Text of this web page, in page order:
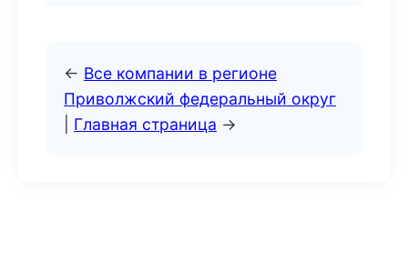
← Все компании в регионе
Приволжский федеральный округ
Главная страница →